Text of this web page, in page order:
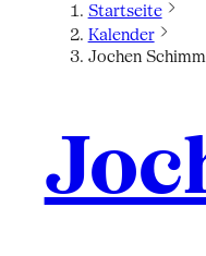
Startseite
Kalender
Jochen